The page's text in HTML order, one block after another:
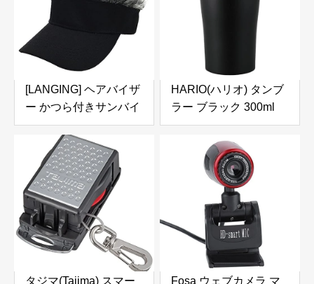
[LANGING] ヘアバイザ
ー かつら付きサンバイ
ザー ウィッグ付ヘアー
帽子髪の毛 ドア アウト
ドア ゴルフ ジョークグ
ッズ ヒッ プホップ 日
除け 釣り
HARIO(ハリオ) タンブ
ラー ブラック 300ml
HARIO フタ付き保温タ
ンブラー ステンレス プ
レゼント ギフト 贈り物
STF-300-B
タジマ(Tajima) スマー
Fosa ウェブカメラ マ